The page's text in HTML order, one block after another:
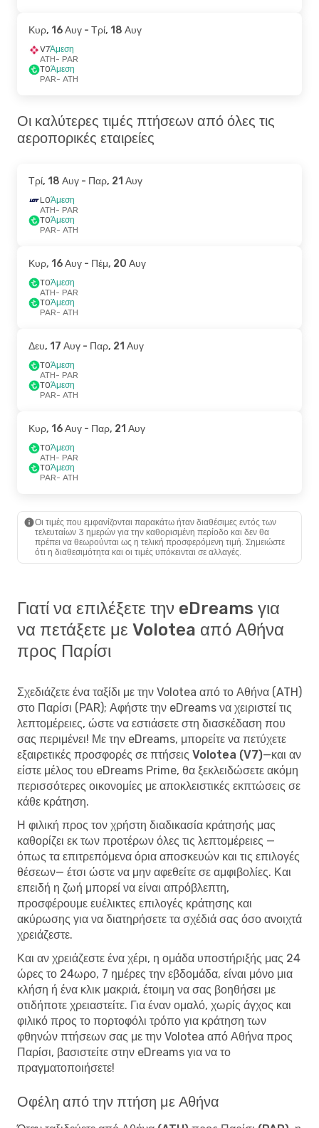
Κυρ, 16 Αυγ - Τρί, 18 Αυγ
V7Άμεση
ATH- PAR
TOΆμεση
PAR- ATH
Οι καλύτερες τιμές πτήσεων από όλες τις
αεροπορικές εταιρείες
Τρί, 18 Αυγ - Παρ, 21 Αυγ
LOΆμεση
ATH- PAR
TOΆμεση
PAR- ATH
Κυρ, 16 Αυγ - Πέμ, 20 Αυγ
TOΆμεση
ATH- PAR
TOΆμεση
PAR- ATH
Δευ, 17 Αυγ - Παρ, 21 Αυγ
TOΆμεση
ATH- PAR
TOΆμεση
PAR- ATH
Κυρ, 16 Αυγ - Παρ, 21 Αυγ
TOΆμεση
ATH- PAR
TOΆμεση
PAR- ATH
Οι τιμές που εμφανίζονται παρακάτω ήταν διαθέσιμες εντός των
τελευταίων 3 ημερών για την καθορισμένη περίοδο και δεν θα
πρέπει να θεωρούνται ως η τελική προσφερόμενη τιμή. Σημειώστε
ότι η διαθεσιμότητα και οι τιμές υπόκεινται σε αλλαγές.
Γιατί να επιλέξετε την eDreams για
να πετάξετε με Volotea από Αθήνα
προς Παρίσι
Σχεδιάζετε ένα ταξίδι με την Volotea από το Αθήνα (ATH)
στο Παρίσι (PAR); Αφήστε την eDreams να χειριστεί τις
λεπτομέρειες, ώστε να εστιάσετε στη διασκέδαση που
σας περιμένει! Με την eDreams, μπορείτε να πετύχετε
εξαιρετικές προσφορές σε πτήσεις Volotea (V7)—και αν
είστε μέλος του eDreams Prime, θα ξεκλειδώσετε ακόμη
περισσότερες οικονομίες με αποκλειστικές εκπτώσεις σε
κάθε κράτηση.
Η φιλική προς τον χρήστη διαδικασία κράτησής μας
καθορίζει εκ των προτέρων όλες τις λεπτομέρειες —
όπως τα επιτρεπόμενα όρια αποσκευών και τις επιλογές
θέσεων— έτσι ώστε να μην αφεθείτε σε αμφιβολίες. Και
επειδή η ζωή μπορεί να είναι απρόβλεπτη,
προσφέρουμε ευέλικτες επιλογές κράτησης και
ακύρωσης για να διατηρήσετε τα σχέδιά σας όσο ανοιχτά
χρειάζεστε.
Και αν χρειάζεστε ένα χέρι, η ομάδα υποστήριξής μας 24
ώρες το 24ωρο, 7 ημέρες την εβδομάδα, είναι μόνο μια
κλήση ή ένα κλικ μακριά, έτοιμη να σας βοηθήσει με
οτιδήποτε χρειαστείτε. Για έναν ομαλό, χωρίς άγχος και
φιλικό προς το πορτοφόλι τρόπο για κράτηση των
φθηνών πτήσεων σας με την Volotea από Αθήνα προς
Παρίσι, βασιστείτε στην eDreams για να το
πραγματοποιήσετε!
Οφέλη από την πτήση με Αθήνα